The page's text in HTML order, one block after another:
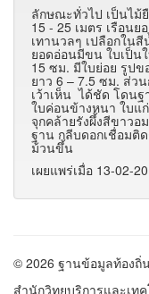
ลักษณะทั่วไป เป็นไม้
15 - 25 เมตร เรือน
เทานวลๆ เปลือกใน
ยอดอ่อนมีขน ใบเป็น
15 ซม. มีใบย่อย รูป
ยาว 6 – 7.5 ซม. ส่ว
เว้าเห็น ได้ชัด โดน
ใบค่อนข้างหนา ใบแ
จุกคล้ายรังผึ้งสีขาว
ฐาน กลีบดอกเชื่อมติ
ม้วนขึ้น
เผยแพร่เมื่อ 13-02-
© 2026 ฐานข้อมูลท้องถิ่
สำนักวิทยบริการและเท